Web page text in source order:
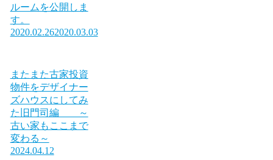
ルームを公開しま
す。
2020.02.262020.03.03
またまた古家投資
物件をデザイナー
ズハウスにしてみ
た旧門司編 ～
古い家もここまで
変わる～
2024.04.12